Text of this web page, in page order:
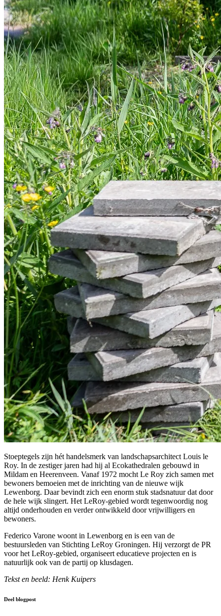
Stoeptegels zijn hét handelsmerk van landschapsarchitect Louis le
Roy. In de zestiger jaren had hij al Ecokathedralen gebouwd in
Mildam en Heerenveen. Vanaf 1972 mocht Le Roy zich samen met
bewoners bemoeien met de inrichting van de nieuwe wijk
Lewenborg. Daar bevindt zich een enorm stuk stadsnatuur dat door
de hele wijk slingert. Het LeRoy-gebied wordt tegenwoordig nog
altijd onderhouden en verder ontwikkeld door vrijwilligers en
bewoners.
Federico Varone woont in Lewenborg en is een van de
bestuursleden van Stichting LeRoy Groningen. Hij verzorgt de PR
voor het LeRoy-gebied, organiseert educatieve projecten en is
natuurlijk ook van de partij op klusdagen.
Tekst en beeld: Henk Kuipers
Deel blogpost